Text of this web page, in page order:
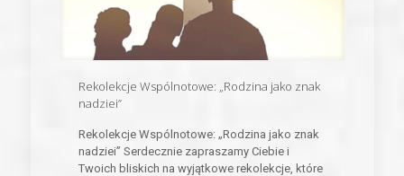
Rekolekcje Wspólnotowe: „Rodzina jako znak
nadziei”
Rekolekcje Wspólnotowe: „Rodzina jako znak
nadziei” Serdecznie zapraszamy Ciebie i
Twoich bliskich na wyjątkowe rekolekcje, które